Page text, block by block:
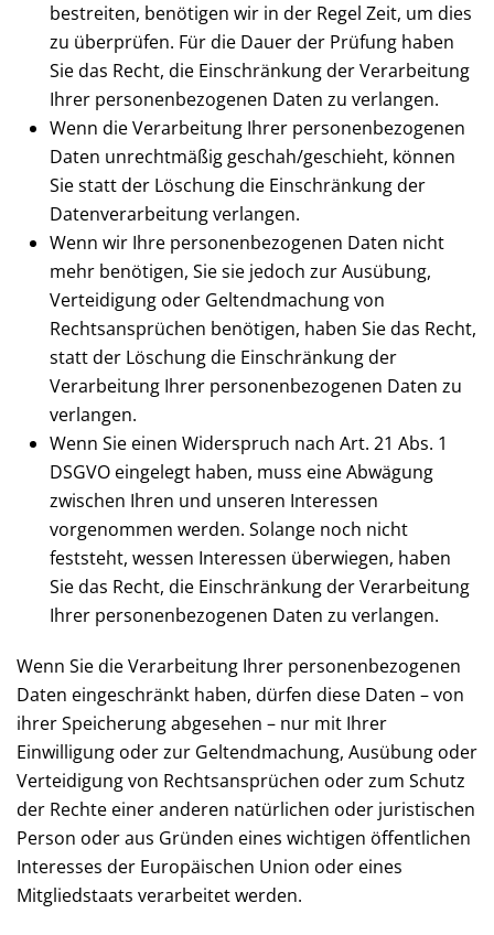
bestreiten, benötigen wir in der Regel Zeit, um dies
zu überprüfen. Für die Dauer der Prüfung haben
Sie das Recht, die Einschränkung der Verarbeitung
Ihrer personenbezogenen Daten zu verlangen.
Wenn die Verarbeitung Ihrer personenbezogenen
Daten unrechtmäßig geschah/geschieht, können
Sie statt der Löschung die Einschränkung der
Datenverarbeitung verlangen.
Wenn wir Ihre personenbezogenen Daten nicht
mehr benötigen, Sie sie jedoch zur Ausübung,
Verteidigung oder Geltendmachung von
Rechtsansprüchen benötigen, haben Sie das Recht,
statt der Löschung die Einschränkung der
Verarbeitung Ihrer personenbezogenen Daten zu
verlangen.
Wenn Sie einen Widerspruch nach Art. 21 Abs. 1
DSGVO eingelegt haben, muss eine Abwägung
zwischen Ihren und unseren Interessen
vorgenommen werden. Solange noch nicht
feststeht, wessen Interessen überwiegen, haben
Sie das Recht, die Einschränkung der Verarbeitung
Ihrer personenbezogenen Daten zu verlangen.
Wenn Sie die Verarbeitung Ihrer personenbezogenen
Daten eingeschränkt haben, dürfen diese Daten – von
ihrer Speicherung abgesehen – nur mit Ihrer
Einwilligung oder zur Geltendmachung, Ausübung oder
Verteidigung von Rechtsansprüchen oder zum Schutz
der Rechte einer anderen natürlichen oder juristischen
Person oder aus Gründen eines wichtigen öffentlichen
Interesses der Europäischen Union oder eines
Mitgliedstaats verarbeitet werden.